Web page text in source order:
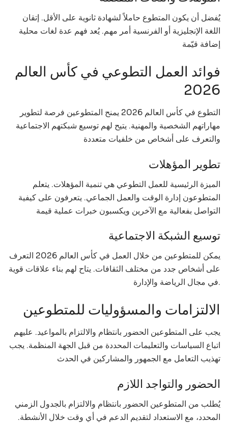
يُفضل أن يكون المتطوع حاملاً لشهادة ثانوية على الأقل. إتقان
اللغة الإنجليزية أو الفرنسية أمر مهم. يُعد فهم عدة لغات محلية
إضافة قيّمة
فوائد العمل التطوعي في كأس العالم
2026
التطوع في كأس العالم 2026 يمنح المتطوعين فرصة لتطوير
مهاراتهم الشخصية والمهنية. يتيح لهم توسيع شبكتهم الاجتماعية
والتعرف على أشخاص من خلفيات متعددة
تطوير المؤهلات
الميزة الرئيسية للعمل التطوعي هي تنمية المؤهلات. يتعلم
المتطوعون إدارة الوقت والعمل الجماعي. يتعرفون على كيفية
التواصل بفعالية مع الآخرين ويكسبون خبرات عملية قيمة
توسيع الشبكة الاجتماعية
يمكن للمتطوعين من خلال العمل في كأس العالم 2026 التعرف
على أشخاص جدد من مختلف الثقافات. يتاح لهم بناء علاقات قوية
في مجال الرياضة والإدارة.
الالتزامات والمسؤوليات للمتطوعين
يجب على المتطوعين الحضور بانتظام والالتزام بالمواعيد. عليهم
اتباع السياسات والتعليمات المحددة من قبل الجهة المنظمة. يجب
تهذيب التعامل مع الجمهور والمشاركين في الحدث
الحضور والتواجد اللازم
يُطلب من المتطوعين الحضور بانتظام والالتزام بالجدول الزمني
المحدد، مع الاستعداد لتقديم الدعم في أي وقت خلال الأنشطة.